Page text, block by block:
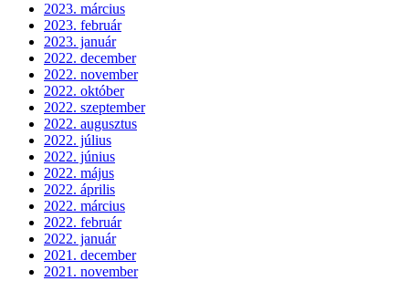
2023. március
2023. február
2023. január
2022. december
2022. november
2022. október
2022. szeptember
2022. augusztus
2022. július
2022. június
2022. május
2022. április
2022. március
2022. február
2022. január
2021. december
2021. november